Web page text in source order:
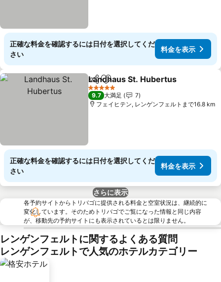
正確な料金を確認するには日付を選択してくだ
さい
料金を表示
シェアお気に入りに追加
Landhaus St. Hubertus
5 ホテルのランク
9.7 大満足
7
フェイヒテン, レンゲンフェルトまで16.8 km
正確な料金を確認するには日付を選択してくだ
さい
料金を表示
さらに表示
各予約サイトからトリバゴに提供される料金と空室状況は、継続的に
変化しています。そのためトリバゴでご覧になった情報と同じ内容
が、移動先の予約サイトにも表示されているとは限りません。
レンゲンフェルトに関するよくある質問
レンゲンフェルトで人気のホテルカテゴリー